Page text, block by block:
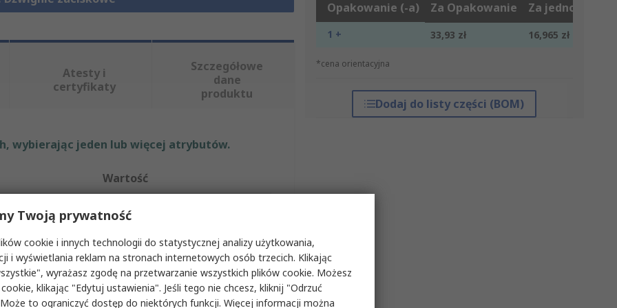
Opakowanie (-a) Za Opakowanie Za jednostkę*
1 + 33,93 zł 16,965 zł
*cena orientacyjna
Dodaj do listy części (BOM)
Atesty i
certyfikaty
Szczegółowe
dane
produktu
wybierając jeden lub więcej atrybutów.
Wartość
RS PRO
Dźwignia zaciskowa
Dźwignia zaciskowa
Męski
Twoją prywatność
cookie i innych technologii do statystycznej analizy użytkowania,
i wyświetlania reklam na stronach internetowych osób trzecich. Klikając
wyrażasz zgodę na przetwarzanie wszystkich plików cookie. Możesz
klikając "Edytuj ustawienia". Jeśli tego nie chcesz, kliknij "Odrzuć
to ograniczyć dostęp do niektórych funkcji. Więcej informacji można